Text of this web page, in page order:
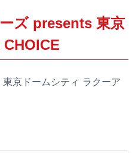
ズ presents 東京
京ドームシティ ラクーア